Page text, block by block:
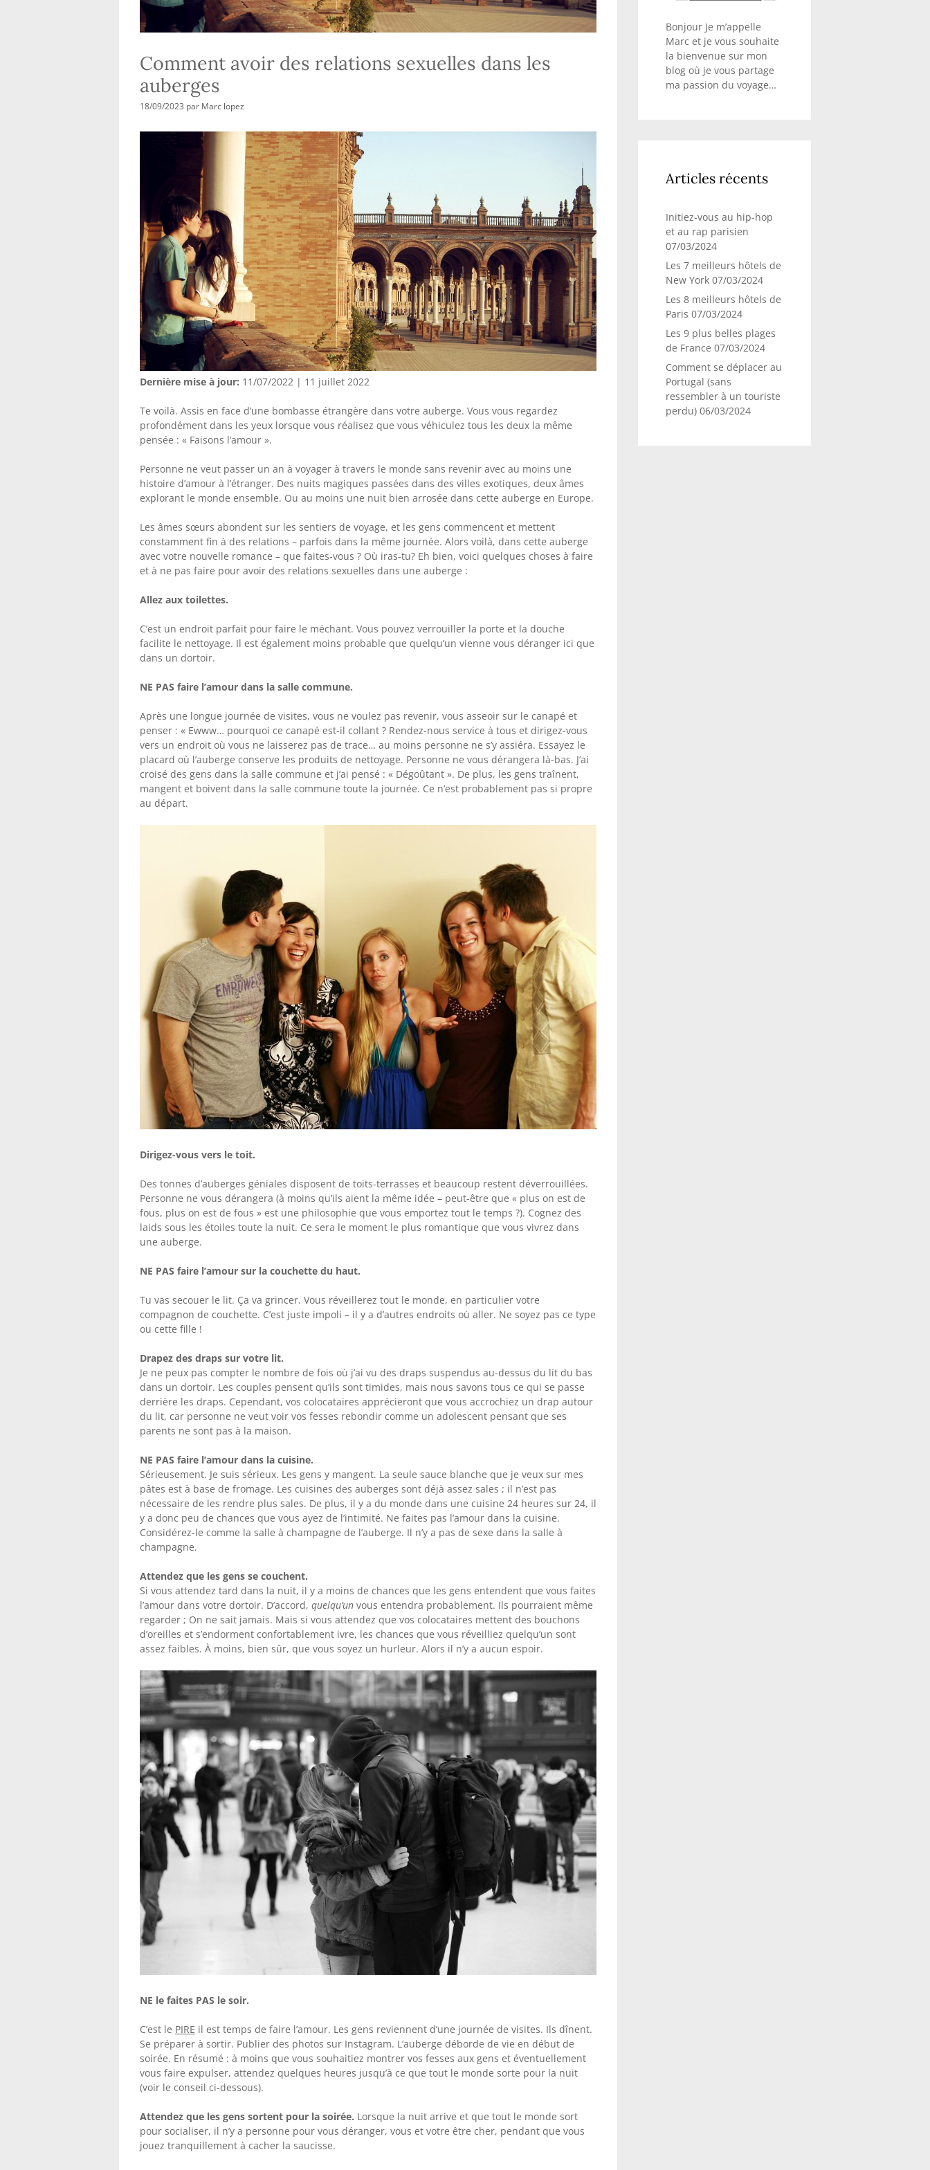
Comment avoir des relations sexuelles dans les
auberges
18/09/2023 par Marc lopez
Dernière mise à jour: 11/07/2022 | 11 juillet 2022
Te voilà. Assis en face d’une bombasse étrangère dans votre auberge. Vous vous regardez
profondément dans les yeux lorsque vous réalisez que vous véhiculez tous les deux la même
pensée : « Faisons l’amour ».
Personne ne veut passer un an à voyager à travers le monde sans revenir avec au moins une
histoire d’amour à l’étranger. Des nuits magiques passées dans des villes exotiques, deux âmes
explorant le monde ensemble. Ou au moins une nuit bien arrosée dans cette auberge en Europe.
Les âmes sœurs abondent sur les sentiers de voyage, et les gens commencent et mettent
constamment fin à des relations – parfois dans la même journée. Alors voilà, dans cette auberge
avec votre nouvelle romance – que faites-vous ? Où iras-tu? Eh bien, voici quelques choses à faire
et à ne pas faire pour avoir des relations sexuelles dans une auberge :
Allez aux toilettes.
C’est un endroit parfait pour faire le méchant. Vous pouvez verrouiller la porte et la douche
facilite le nettoyage. Il est également moins probable que quelqu’un vienne vous déranger ici que
dans un dortoir.
NE PAS faire l’amour dans la salle commune.
Après une longue journée de visites, vous ne voulez pas revenir, vous asseoir sur le canapé et
penser : « Ewww… pourquoi ce canapé est-il collant ? Rendez-nous service à tous et dirigez-vous
vers un endroit où vous ne laisserez pas de trace… au moins personne ne s’y assiéra. Essayez le
placard où l’auberge conserve les produits de nettoyage. Personne ne vous dérangera là-bas. J’ai
croisé des gens dans la salle commune et j’ai pensé : « Dégoûtant ». De plus, les gens traînent,
mangent et boivent dans la salle commune toute la journée. Ce n’est probablement pas si propre
au départ.
Dirigez-vous vers le toit.
Des tonnes d’auberges géniales disposent de toits-terrasses et beaucoup restent déverrouillées.
Personne ne vous dérangera (à moins qu’ils aient la même idée – peut-être que « plus on est de
fous, plus on est de fous » est une philosophie que vous emportez tout le temps ?). Cognez des
laids sous les étoiles toute la nuit. Ce sera le moment le plus romantique que vous vivrez dans
une auberge.
NE PAS faire l’amour sur la couchette du haut.
Tu vas secouer le lit. Ça va grincer. Vous réveillerez tout le monde, en particulier votre
compagnon de couchette. C’est juste impoli – il y a d’autres endroits où aller. Ne soyez pas ce type
ou cette fille !
Drapez des draps sur votre lit.
Je ne peux pas compter le nombre de fois où j’ai vu des draps suspendus au-dessus du lit du bas
dans un dortoir. Les couples pensent qu’ils sont timides, mais nous savons tous ce qui se passe
derrière les draps. Cependant, vos colocataires apprécieront que vous accrochiez un drap autour
du lit, car personne ne veut voir vos fesses rebondir comme un adolescent pensant que ses
parents ne sont pas à la maison.
NE PAS faire l’amour dans la cuisine.
Sérieusement. Je suis sérieux. Les gens y mangent. La seule sauce blanche que je veux sur mes
pâtes est à base de fromage. Les cuisines des auberges sont déjà assez sales ; il n’est pas
nécessaire de les rendre plus sales. De plus, il y a du monde dans une cuisine 24 heures sur 24, il
y a donc peu de chances que vous ayez de l’intimité. Ne faites pas l’amour dans la cuisine.
Considérez-le comme la salle à champagne de l’auberge. Il n’y a pas de sexe dans la salle à
champagne.
Attendez que les gens se couchent.
Si vous attendez tard dans la nuit, il y a moins de chances que les gens entendent que vous faites
l’amour dans votre dortoir. D’accord, quelqu’un vous entendra probablement. Ils pourraient même
regarder ; On ne sait jamais. Mais si vous attendez que vos colocataires mettent des bouchons
d’oreilles et s’endorment confortablement ivre, les chances que vous réveilliez quelqu’un sont
assez faibles. À moins, bien sûr, que vous soyez un hurleur. Alors il n’y a aucun espoir.
NE le faites PAS le soir.
C’est le PIRE il est temps de faire l’amour. Les gens reviennent d’une journée de visites. Ils dînent.
Se préparer à sortir. Publier des photos sur Instagram. L’auberge déborde de vie en début de
soirée. En résumé : à moins que vous souhaitiez montrer vos fesses aux gens et éventuellement
vous faire expulser, attendez quelques heures jusqu’à ce que tout le monde sorte pour la nuit
(voir le conseil ci-dessous).
Attendez que les gens sortent pour la soirée. Lorsque la nuit arrive et que tout le monde sort
pour socialiser, il n’y a personne pour vous déranger, vous et votre être cher, pendant que vous
jouez tranquillement à cacher la saucisse.
Bonjour Je m’appelle
Marc et je vous souhaite
la bienvenue sur mon
blog où je vous partage
ma passion du voyage…
Articles récents
Initiez-vous au hip-hop
et au rap parisien
07/03/2024
Les 7 meilleurs hôtels de
New York 07/03/2024
Les 8 meilleurs hôtels de
Paris 07/03/2024
Les 9 plus belles plages
de France 07/03/2024
Comment se déplacer au
Portugal (sans
ressembler à un touriste
perdu) 06/03/2024